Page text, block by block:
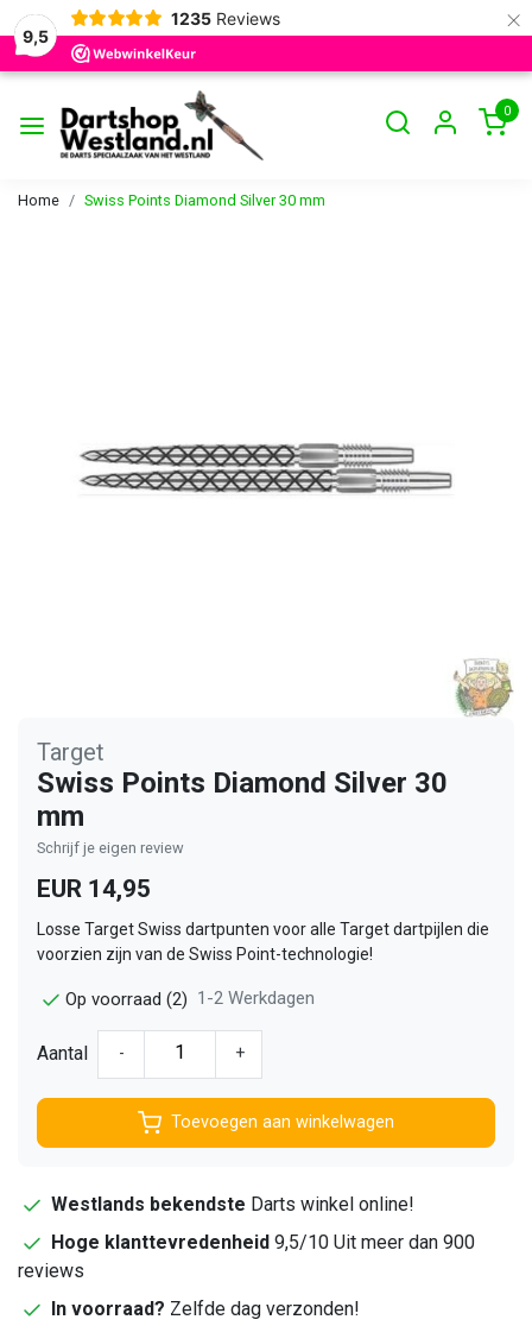
9,5
1235 Reviews ×
0
Home Swiss Points Diamond Silver 30 mm
Target
Swiss Points Diamond Silver 30
mm
Schrijf je eigen review
EUR 14,95
Losse Target Swiss dartpunten voor alle Target dartpijlen die
voorzien zijn van de Swiss Point-technologie!
Op voorraad (2) 1-2 Werkdagen
Aantal - +
Toevoegen aan winkelwagen
Westlands bekendste Darts winkel online!
Hoge klanttevredenheid 9,5/10 Uit meer dan 900
reviews
In voorraad? Zelfde dag verzonden!